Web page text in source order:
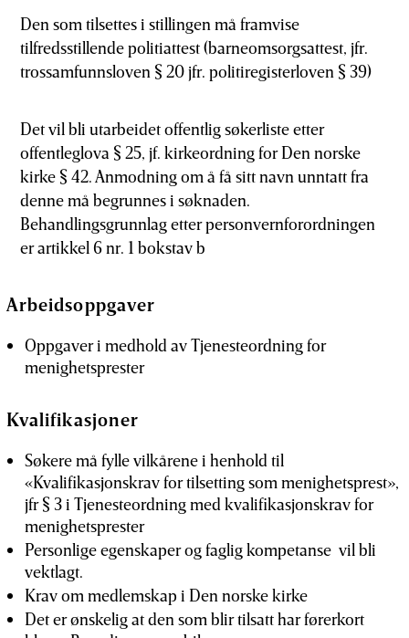
Den som tilsettes i stillingen må framvise
tilfredsstillende politiattest (barneomsorgsattest, jfr.
trossamfunnsloven § 20 jfr. politiregisterloven § 39)
Det vil bli utarbeidet offentlig søkerliste etter
offentleglova § 25, jf. kirkeordning for Den norske
kirke § 42. Anmodning om å få sitt navn unntatt fra
denne må begrunnes i søknaden.
Behandlingsgrunnlag etter personvernforordningen
er artikkel 6 nr. 1 bokstav b
Arbeidsoppgaver
Oppgaver i medhold av Tjenesteordning for
menighetsprester
Kvalifikasjoner
Søkere må fylle vilkårene i henhold til
«Kvalifikasjonskrav for tilsetting som menighetsprest»,
jfr § 3 i Tjenesteordning med kvalifikasjonskrav for
menighetsprester
Personlige egenskaper og faglig kompetanse vil bli
vektlagt.
Krav om medlemskap i Den norske kirke
Det er ønskelig at den som blir tilsatt har førerkort